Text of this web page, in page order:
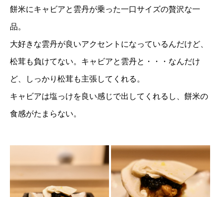
餅米にキャビアと雲丹が乗った一口サイズの贅沢な一
品。
大好きな雲丹が良いアクセントになっているんだけど、
松茸も負けてない。キャビアと雲丹と・・・なんだけ
ど、しっかり松茸も主張してくれる。
キャビアは塩っけを良い感じで出してくれるし、餅米の
食感がたまらない。